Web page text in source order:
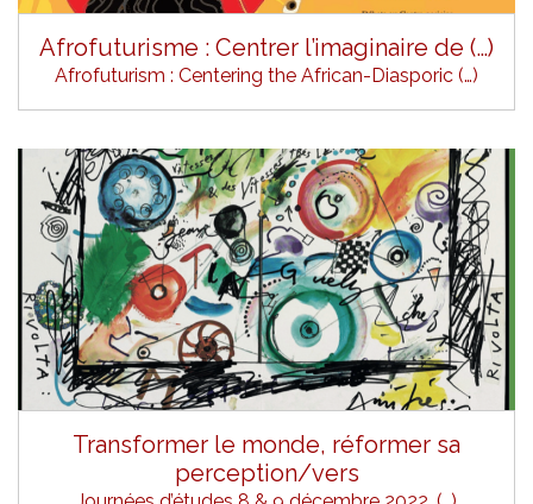
Afrofuturisme : Centrer l’imaginaire de (…)
Afrofuturism : Centering the African-Diasporic (…)
Transformer le monde, réformer sa
perception/vers